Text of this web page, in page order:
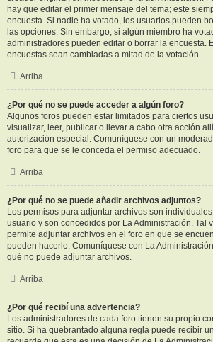
hay que editar el primer mensaje del tema; este
encuesta. Si nadie ha votado, los usuarios pueden
las opciones. Sin embargo, si algún miembro ha
administradores pueden editar o borrar la encuesta.
encuestas sean cambiadas a mitad de la votación.
Arriba
¿Por qué no se puede acceder a algún foro?
Algunos foros pueden estar limitados para ciertos
visualizar, leer, publicar o llevar a cabo otra acción
autorización especial. Comuníquese con un
foro para que se le conceda el permiso adecuado.
Arriba
¿Por qué no se puede añadir archivos adjuntos?
Los permisos para adjuntar archivos son
usuario y son concedidos por La Administración. Tal
permite adjuntar archivos en el foro en que se
pueden hacerlo. Comuníquese con La
qué no puede adjuntar archivos.
Arriba
¿Por qué recibí una advertencia?
Los administradores de cada foro tienen su propio
sitio. Si ha quebrantado alguna regla puede recibir